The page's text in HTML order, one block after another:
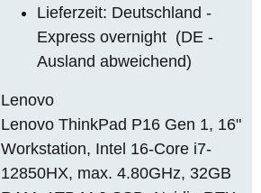
Lieferzeit: Deutschland -
Express overnight (DE -
Ausland abweichend)
Lenovo
Lenovo ThinkPad P16 Gen 1, 16"
Workstation, Intel 16-Core i7-
12850HX, max. 4.80GHz, 32GB